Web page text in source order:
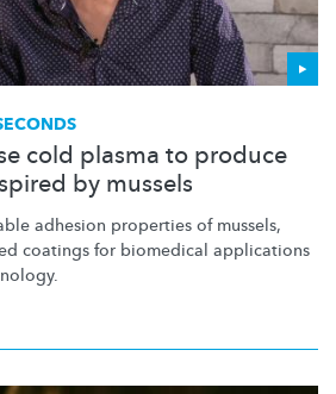
cold plasma to produce
by mussels
adhesion properties of mussels,
coatings for biomedical applications